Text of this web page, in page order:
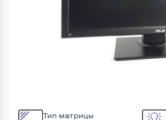
Тип матрицы